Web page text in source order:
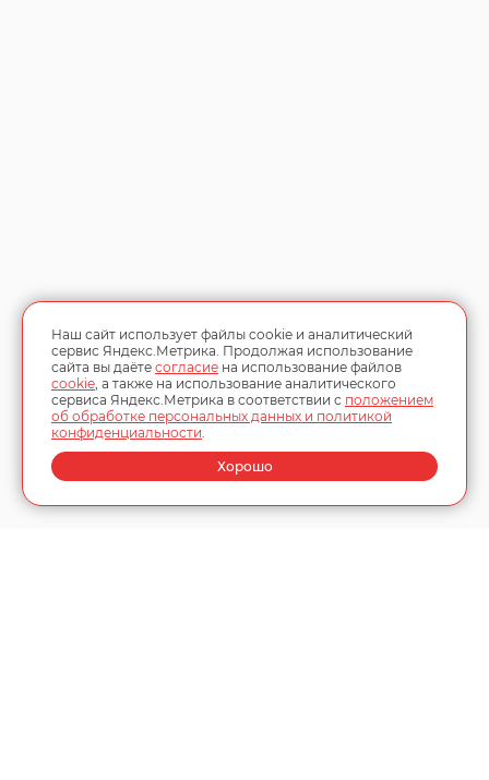
Наш сайт использует файлы cookie и аналитический
сервис Яндекс.Метрика. Продолжая использование
сайта вы даёте согласие на использование файлов
cookie, а также на использование аналитического
сервиса Яндекс.Метрика в соответствии с положением
об обработке персональных данных и политикой
конфиденциальности.
Хорошо